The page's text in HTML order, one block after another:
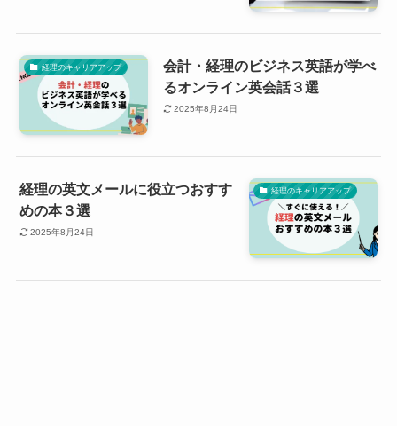
経理のキャリアアップ
会計・経理のビジネス英語が学べ
るオンライン英会話３選
2025年8月24日
経理のキャリアアップ
経理の英文メールに役立つおすす
めの本３選
2025年8月24日